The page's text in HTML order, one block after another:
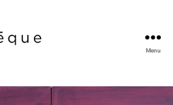
Menu